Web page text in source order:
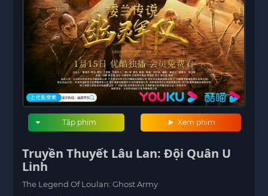
Xem phim
Tập phim
Truyền Thuyết Lâu Lan: Đội Quân U
Linh
The Legend Of Loulan: Ghost Army